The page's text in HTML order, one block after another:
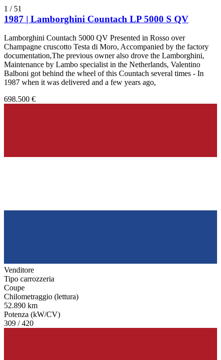
1 / 51
1987 | Lamborghini Countach LP 5000 S QV
Lamborghini Countach 5000 QV Presented in Rosso over
Champagne cruscotto Testa di Moro, Accompanied by the factory
documentation,The previous owner also drove the Lamborghini,
Maintenance by Lambo specialist in the Netherlands, Valentino
Balboni got behind the wheel of this Countach several times - In
1987 when it was delivered and a few years ago,
698.500 €
Venditore
Tipo carrozzeria
Coupe
Chilometraggio (lettura)
52.890 km
Potenza (kW/CV)
309 / 420